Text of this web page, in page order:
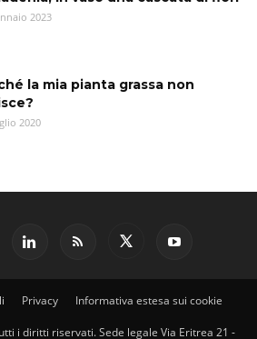
2023
la mia pianta grassa non
2020
Privacy Informativa estesa sui cookie
i diritti riservati. Sede legale Via Eritrea 21 -